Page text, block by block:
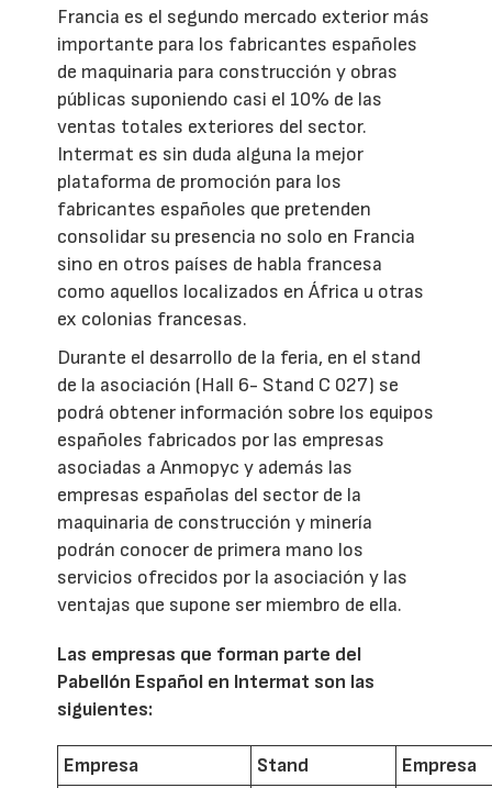
Francia es el segundo mercado exterior más
importante para los fabricantes españoles
de maquinaria para construcción y obras
públicas suponiendo casi el 10% de las
ventas totales exteriores del sector.
Intermat es sin duda alguna la mejor
plataforma de promoción para los
fabricantes españoles que pretenden
consolidar su presencia no solo en Francia
sino en otros países de habla francesa
como aquellos localizados en África u otras
ex colonias francesas.
Durante el desarrollo de la feria, en el stand
de la asociación (Hall 6- Stand C 027) se
podrá obtener información sobre los equipos
españoles fabricados por las empresas
asociadas a Anmopyc y además las
empresas españolas del sector de la
maquinaria de construcción y minería
podrán conocer de primera mano los
servicios ofrecidos por la asociación y las
ventajas que supone ser miembro de ella.
Las empresas que forman parte del
Pabellón Español en Intermat son las
siguientes:
Empresa Stand
Empresa